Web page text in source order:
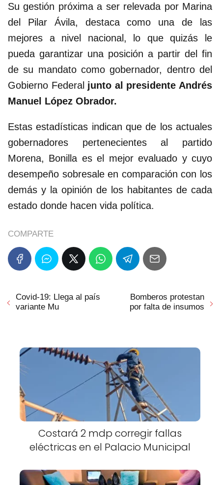
Su gestión próxima a ser relevada por Marina
del Pilar Ávila, destaca como una de las
mejores a nivel nacional, lo que quizás le
pueda garantizar una posición a partir del fin
de su mandato como gobernador, dentro del
Gobierno Federal junto al presidente Andrés
Manuel López Obrador.
Estas estadísticas indican que de los actuales
gobernadores pertenecientes al partido
Morena, Bonilla es el mejor evaluado y cuyo
desempeño sobresale en comparación con los
demás y la opinión de los habitantes de cada
estado donde hacen vida política.
COMPARTE
Covid-19: Llega al país
variante Mu
Bomberos protestan
por falta de insumos
Costará 2 mdp corregir fallas
eléctricas en el Palacio Municipal